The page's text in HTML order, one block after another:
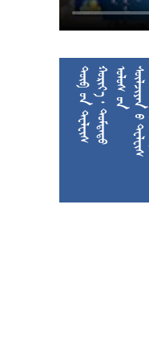

































































